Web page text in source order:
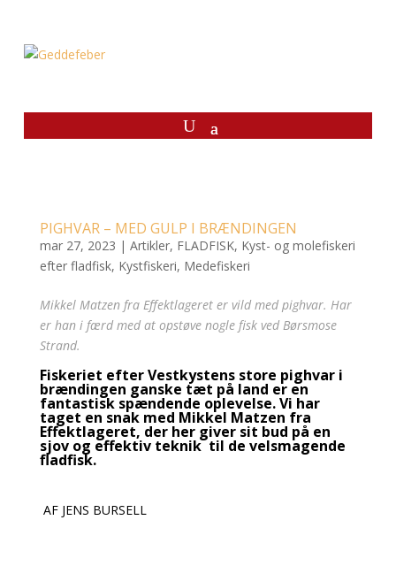
PIGHVAR – MED GULP I BRÆNDINGEN
mar 27, 2023 | Artikler, FLADFISK, Kyst- og molefiskeri
efter fladfisk, Kystfiskeri, Medefiskeri
Mikkel Matzen fra Effektlageret er vild med pighvar. Har
er han i færd med at opstøve nogle fisk ved Børsmose
Strand.
Fiskeriet efter Vestkystens store pighvar i
brændingen ganske tæt på land er en
fantastisk spændende oplevelse. Vi har
taget en snak med Mikkel Matzen fra
Effektlageret, der her giver sit bud på en
sjov og effektiv teknik til de velsmagende
fladfisk.
AF JENS BURSELL